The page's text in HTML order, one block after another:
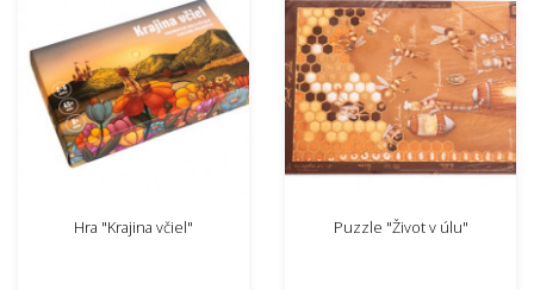
Hra "Krajina včiel" Puzzle "Život v úlu"